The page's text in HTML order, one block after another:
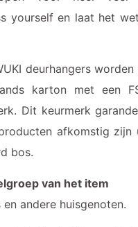
yourself en laat het
deurhangers
karton met een
Dit keurmerk
afkomstig zijn
bos.
van het item
en andere huisgenoten.